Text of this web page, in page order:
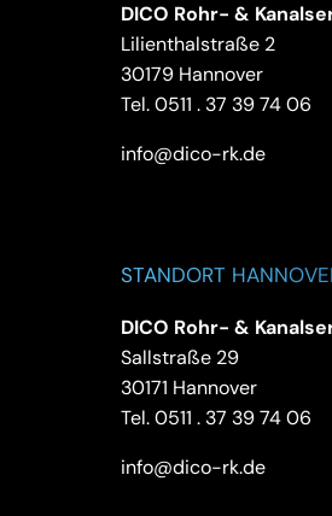
DICO Rohr- &
Lilienthalstraße 2
30179 Hannover
Tel.0511 . 37 39 74 06
info@dico-rk.de
STANDORT
DICO Rohr- &
Sallstraße 29
30171 Hannover
Tel.0511 . 37 39 74 06
info@dico-rk.de